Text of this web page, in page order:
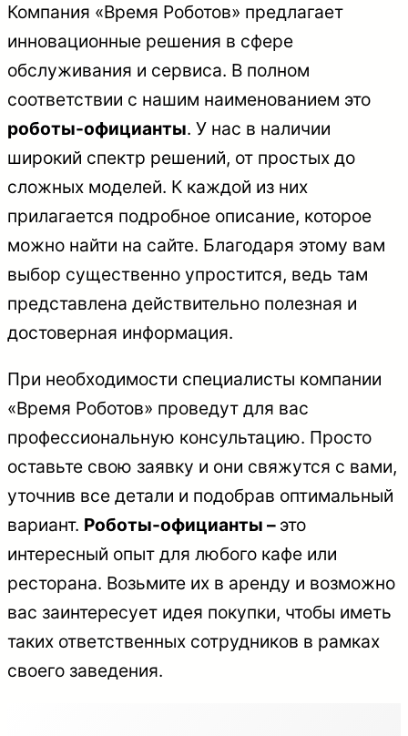
Компания «Время Роботов» предлагает
инновационные решения в сфере
обслуживания и сервиса. В полном
соответствии с нашим наименованием это
роботы-официанты. У нас в наличии
широкий спектр решений, от простых до
сложных моделей. К каждой из них
прилагается подробное описание, которое
можно найти на сайте. Благодаря этому вам
выбор существенно упростится, ведь там
представлена действительно полезная и
достоверная информация.
При необходимости специалисты компании
«Время Роботов» проведут для вас
профессиональную консультацию. Просто
оставьте свою заявку и они свяжутся с вами,
уточнив все детали и подобрав оптимальный
вариант. Роботы-официанты – это
интересный опыт для любого кафе или
ресторана. Возьмите их в аренду и возможно
вас заинтересует идея покупки, чтобы иметь
таких ответственных сотрудников в рамках
своего заведения.